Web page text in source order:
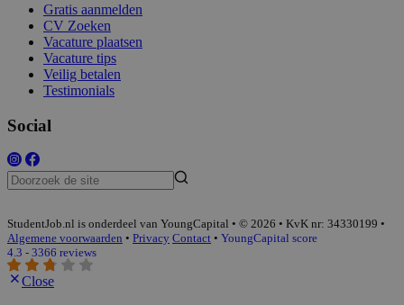
Gratis aanmelden
CV Zoeken
Vacature plaatsen
Vacature tips
Veilig betalen
Testimonials
Social
StudentJob.nl is onderdeel van YoungCapital • © 2026 • KvK nr: 34330199 •
Algemene voorwaarden • Privacy Contact • YoungCapital score
4.3 - 3366 reviews
Close